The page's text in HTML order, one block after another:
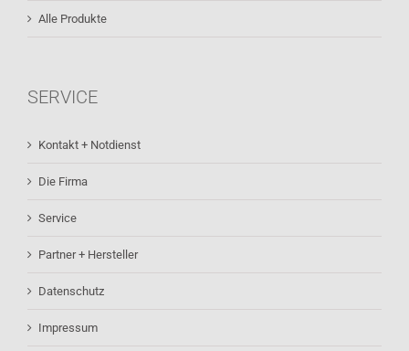
Alle Produkte
SERVICE
Kontakt + Notdienst
Die Firma
Service
Partner + Hersteller
Datenschutz
Impressum